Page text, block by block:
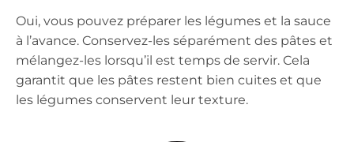
Oui, vous pouvez préparer les légumes et la sauce
à l’avance. Conservez-les séparément des pâtes et
mélangez-les lorsqu’il est temps de servir. Cela
garantit que les pâtes restent bien cuites et que
les légumes conservent leur texture.